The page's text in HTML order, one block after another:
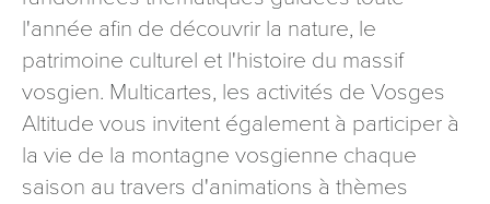
l'année afin de découvrir la nature, le
patrimoine culturel et l'histoire du massif
vosgien. Multicartes, les activités de Vosges
Altitude vous invitent également à participer à
la vie de la montagne vosgienne chaque
saison au travers d'animations à thèmes
signé accompagné de la copie d’un titre d’identité à
l’adresse suivante : Meurthe & Moselle Tourisme - 48
esplanade Jacques-Baudot CO 90019 54035 NANCY
cedex
reCAPTCHA